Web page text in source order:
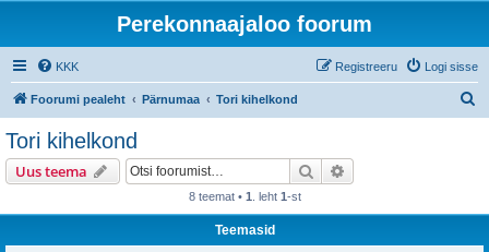
Perekonnaajaloo foorum
KKK Logi sisse
Registreeru
Foorumi pealeht Pärnumaa Tori kihelkond
Tori kihelkond
Uus teema Otsi
8 teemat • 1 . leht 1-st
Teemasid